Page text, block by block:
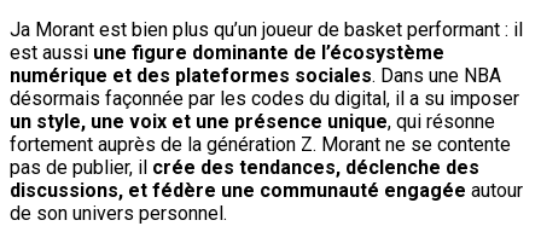
Ja Morant est bien plus qu’un joueur de basket performant : il
est aussi une figure dominante de l’écosystème
numérique et des plateformes sociales. Dans une NBA
désormais façonnée par les codes du digital, il a su imposer
un style, une voix et une présence unique, qui résonne
fortement auprès de la génération Z. Morant ne se contente
pas de publier, il crée des tendances, déclenche des
discussions, et fédère une communauté engagée autour
de son univers personnel.